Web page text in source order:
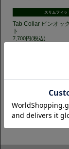
スリムフィッ
Tab Collar ピンオッ
ト
7,700円(税込)
CAMICIANISTAの最